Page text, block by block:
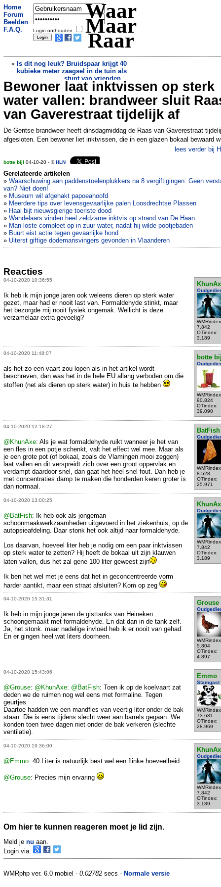
Home
Forum
Beelden
F.A.Q.
Login onthouden
Waar
Maar
Raar
« Is dit nog leuk? Bruidspaar krijgt 40
kubieke meter zaagsel in de tuin als
stunt van vrienden...
Problemen in het zuivelschap:
plantaardige ‘yoghurt’ mag geen
yoghurt heten en is omgedoopt tot ‘yog’
»
Bewoner laat inktvissen op sterk
water vallen: brandweer sluit
van Gaverestraat tijdelijk af
De Gentse brandweer heeft dinsdagmiddag de Raas van Gaverestraat
afgesloten. Een bewoner liet inktvissen, die in een glazen bokaal bewaard w
lees verder bij
botte bijl 04-10-20 - ©HLN
Gerelateerde artikelen
» Waarschuwing aan paddenstoelenplukkers na 8 vergiftigingen: Geen
van? Niet doen!
» Museum wil afgehakt papoeahoofd
» Meerdere tips over levensgevaarlijke palen Loosdrechtse Plassen
» Haai bijt nieuwsgierige toeriste dood
» Wandelaars vinden heel zeldzame inktvis op strand van De Haan
» Man loste compleet op in zuur water, nadat hij wilde pootjebaden
» Buurt eist actie tegen gevaarlijke hond
» Uiterst giftige dodemansvingers gevonden in Vlaanderen
Reacties
04-10-2020 10:36:55
7.842
OTindex:
3.189
Ik heb ik mijn jonge jaren ook weleens dieren op sterk water
gezet, maar had er nooit last van. Formaldehyde stinkt, maar
het bezorgde mij nooit fysiek ongemak. Wellicht is deze
verzamelaar extra gevoelig?
04-10-2020 11:48:07
botte
90.824
OTindex:
39.090
als het zo een vaart zou lopen als in het artikel wordt
beschreven, dan was het in de hele EU allang verboden om die
stoffen (net als dieren op sterk water) in huis te hebben
04-10-2020 12:18:27
BatFish
8.528
OTindex:
25.971
@KhunAxe: Als je wat formaldehyde ruikt wanneer je het van
een fles in een potje schenkt, valt het effect wel mee. Maar als
je een grote pot (of bokaal, zoals de Vlamingen mooi zeggen)
laat vallen en dit verspreidt zich over een groot oppervlak en
verdampt daardoor snel, dan gaat het heel snel fout. Dan heb je
met concentraties damp te maken die honderden keren groter is
dan normaal.
04-10-2020 13:00:25
7.842
OTindex:
3.189
@BatFish: Ik heb ook als jongeman
schoonmaakwerkzaamheden uitgevoerd in het ziekenhuis, op de
autopsieafdeling. Daar stonk het ook altijd naar formaldehyde.
Los daarvan, hoeveel liter heb je nodig om een paar inktvissen
op sterk water te zetten? Hij heeft de bokaal uit zijn klauwen
laten vallen, dus het zal gene 100 liter geweest zijn
Ik ben het wel met je eens dat het in geconcentreerde vorm
harder aantikt, maar een straat afsluiten? Kom op zeg
04-10-2020 15:31:31
Grouse
5.804
OTindex:
4.897
Ik heb in mijn jonge jaren de gisttanks van Heineken
schoongemaakt met formaldehyde. En dat dan in de tank zelf.
Ja, het stonk. maar nadelige invloed heb ik er nooit van gehad.
En er gingen heel wat liters doorheen.
04-10-2020 15:43:06
Emmo
Stamgast
73.631
OTindex:
28.969
@Grouse: @KhunAxe: @BatFish: Toen ik op de koelvaart zat
deden we de ruimen nog wel eens met formaline. Tegen
geurtjes.
Daartoe hadden we een mandfles van veertig liter onder de bak
staan. Die is eens tijdens slecht weer aan barrels gegaan. We
konden toen twee dagen niet onder de bak verkeren (slechte
ventilatie).
04-10-2020 19:36:00
7.842
OTindex:
3.189
@Emmo: 40 Liter is natuurlijk best wel een flinke hoeveelheid.
@Grouse: Precies mijn ervaring
Om hier te kunnen reageren moet je lid zijn.
Meld je nu aan.
Login via:
WMRphp ver. 6.0 mobiel - 0.02782 secs - Normale versie